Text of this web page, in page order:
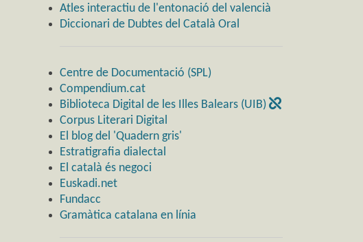
Atles interactiu de l'entonació del valencià
Diccionari de Dubtes del Català Oral
Centre de Documentació (SPL)
Compendium.cat
Biblioteca Digital de les Illes Balears (UIB)
Corpus Literari Digital
El blog del 'Quadern gris'
Estratigrafia dialectal
El català és negoci
Euskadi.net
Fundacc
Gramàtica catalana en línia